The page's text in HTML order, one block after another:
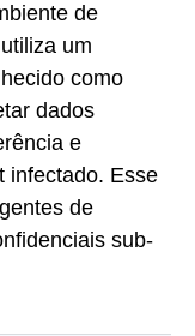
de
um
como
dados
e
infectado. Esse
de
sub-